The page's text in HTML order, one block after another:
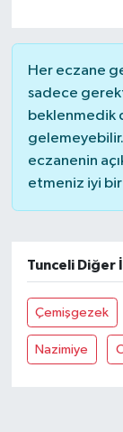
Her eczane
sadece
beklenmedik
eczanenin
etmeniz iyi bir
Tunceli Diğer
Çemişgezek
Nazimiye